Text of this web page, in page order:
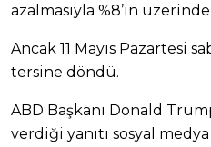
azalmasıyla %8’in
Ancak 11 Mayıs Pazartesi
tersine döndü.
ABD Başkanı Donald
verdiği yanıtı sosyal